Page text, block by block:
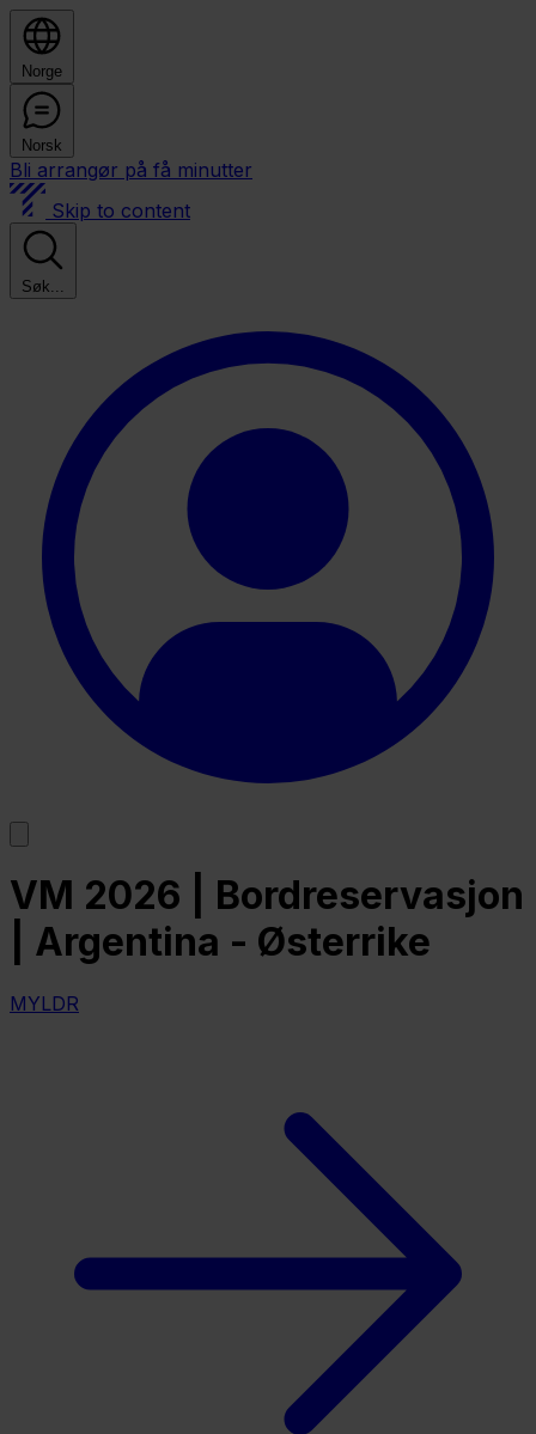
Norge
Norsk
Bli arrangør på få minutter
Skip to content
Søk...
VM 2026 | Bordreservasjon
| Argentina - Østerrike
MYLDR